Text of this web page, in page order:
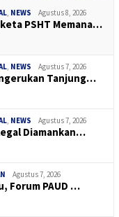
, NEWS Agustus 8, 2026
PSHT Memana…
, NEWS Agustus 7, 2026
Tanjung…
, NEWS Agustus 7, 2026
Diamankan…
Agustus 7, 2026
Forum PAUD …